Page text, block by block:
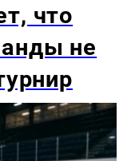
что
не